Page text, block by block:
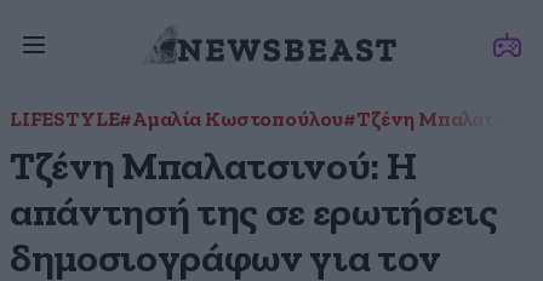
LIFESTYLE#Αμαλία Κωστοπούλου#Τζένη
Τζένη Μπαλατσινού: Η
απάντησή της σε ερωτήσεις
δημοσιογράφων για τον